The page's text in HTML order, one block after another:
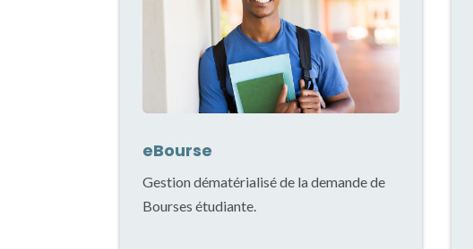
eBourse
Gestion dématérialisé de la demande de
Bourses étudiante.